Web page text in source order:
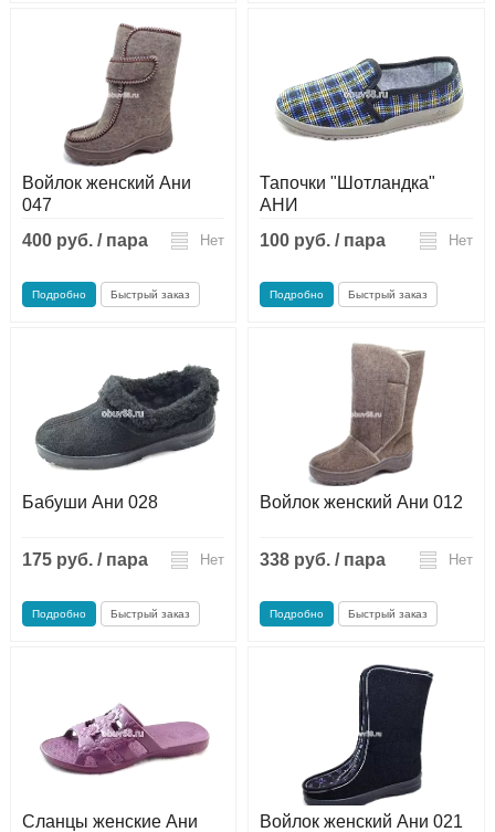
Войлок женский Ани
047
400 руб. / пара
Нет
Подробно Быстрый заказ
Тапочки "Шотландка"
АНИ
100 руб. / пара
Нет
Подробно Быстрый заказ
Бабуши Ани 028
175 руб. / пара Нет
Подробно Быстрый заказ
Войлок женский Ани 012
338 руб. / пара Нет
Подробно Быстрый заказ
Сланцы женские Ани Войлок женский Ани 021